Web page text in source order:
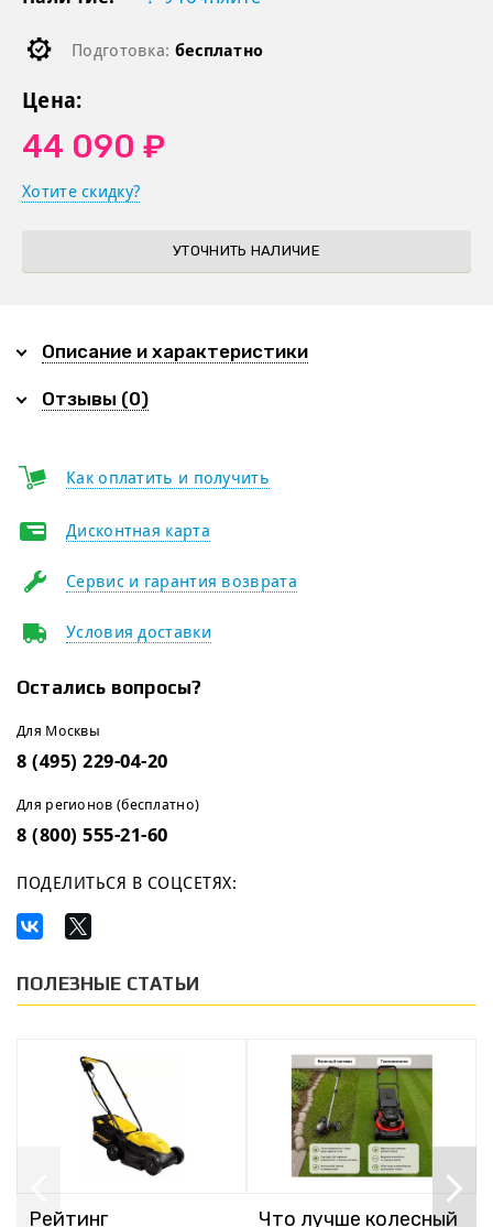
Подготовка: бесплатно
Цена:
44 090 ₽
Хотите скидку?
УТОЧНИТЬ НАЛИЧИЕ
Описание и характеристики
Отзывы (0)
Как оплатить и получить
Дисконтная карта
Сервис и гарантия возврата
Условия доставки
Остались вопросы?
Для Москвы
8 (495) 229-04-20
Для регионов (бесплатно)
8 (800) 555-21-60
ПОДЕЛИТЬСЯ В СОЦСЕТЯХ:
ПОЛЕЗНЫЕ СТАТЬИ
Рейтинг Что лучше колесный